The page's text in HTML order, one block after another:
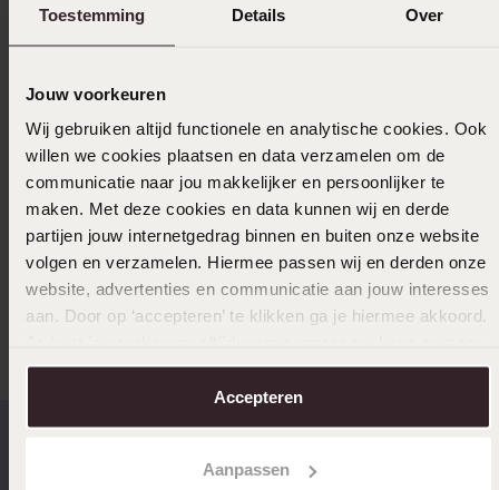
Toestemming Details Over
Jouw voorkeuren
Wij gebruiken altijd functionele en analytische cookies. Ook
willen we cookies plaatsen en data verzamelen om de
communicatie naar jou makkelijker en persoonlijker te
maken. Met deze cookies en data kunnen wij en derde
partijen jouw internetgedrag binnen en buiten onze website
volgen en verzamelen. Hiermee passen wij en derden onze
website, advertenties en communicatie aan jouw interesses
aan. Door op ‘accepteren’ te klikken ga je hiermee akkoord.
over in onscookiebeleid.
Accepteren
Aanpassen
Uitverkocht
Ook leuk voor jou
Anderen kochten ook
14 dagen retourneren